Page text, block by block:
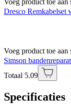
Voeg product toe aan
Dresco Remkabelset
Voeg product toe aan
Simson
Totaal 5.09
Specificaties